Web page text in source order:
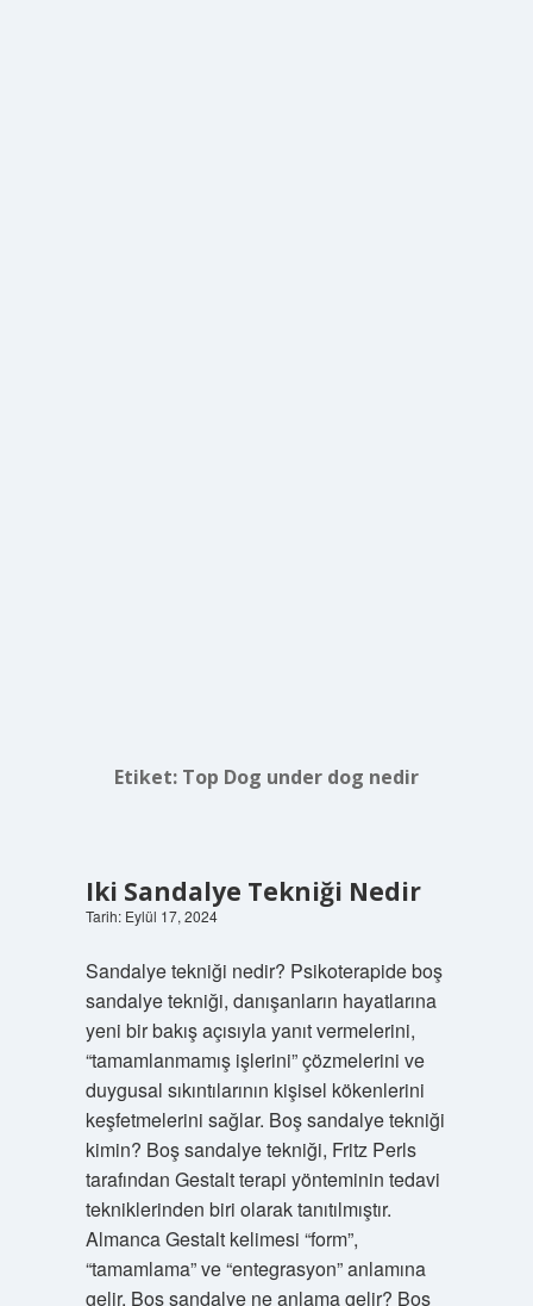
Etiket: Top Dog under dog nedir
Iki Sandalye Tekniği Nedir
Tarih: Eylül 17, 2024
Sandalye tekniği nedir? Psikoterapide boş
sandalye tekniği, danışanların hayatlarına
yeni bir bakış açısıyla yanıt vermelerini,
“tamamlanmamış işlerini” çözmelerini ve
duygusal sıkıntılarının kişisel kökenlerini
keşfetmelerini sağlar. Boş sandalye tekniği
kimin? Boş sandalye tekniği, Fritz Perls
tarafından Gestalt terapi yönteminin tedavi
tekniklerinden biri olarak tanıtılmıştır.
Almanca Gestalt kelimesi “form”,
“tamamlama” ve “entegrasyon” anlamına
gelir. Boş sandalye ne anlama gelir? Boş